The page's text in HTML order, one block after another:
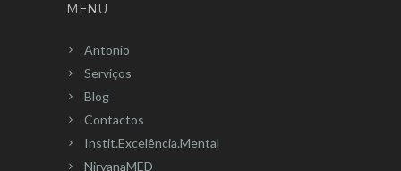
MENU
Antonio
Serviços
Blog
Contactos
Instit.Excelência.Mental
NirvanaMED